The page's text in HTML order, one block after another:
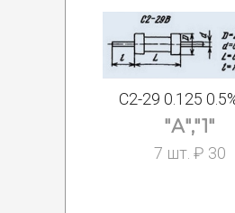
С2-29 0.125
"А","1"
7 шт. ₽ 30